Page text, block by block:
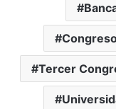
Tercer